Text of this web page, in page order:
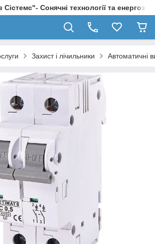
Сонячні технології та
Захист і лічильники Автоматичні